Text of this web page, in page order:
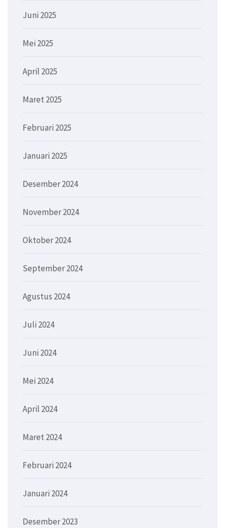
Juni 2025
Mei 2025
April 2025
Maret 2025
Februari 2025
Januari 2025
Desember 2024
November 2024
Oktober 2024
September 2024
Agustus 2024
Juli 2024
Juni 2024
Mei 2024
April 2024
Maret 2024
Februari 2024
Januari 2024
Desember 2023